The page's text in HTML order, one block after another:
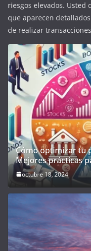
riesgos elevados. Usted
que aparecen
de realizar
Cómo optimizar tu
Mejores prácticas
octubre 18, 2024